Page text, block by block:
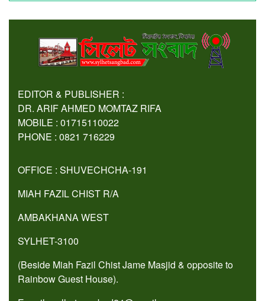
EDITOR & PUBLISHER :
DR. ARIF AHMED MOMTAZ RIFA
MOBILE : 01715110022
PHONE : 0821 716229
OFFICE : SHUVECHCHA-191
MIAH FAZIL CHIST R/A
AMBAKHANA WEST
SYLHET-3100
(Beside Miah Fazil Chist Jame Masjid & opposite to
Rainbow Guest House).